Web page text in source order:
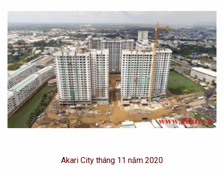
Akari City tháng 11 năm 2020